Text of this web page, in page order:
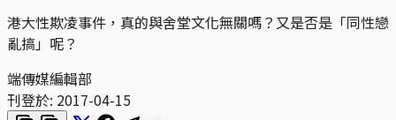
港大性欺凌事件，真的與舍堂文化無關嗎？又是否是「同性戀
亂搞」呢？
端傳媒編輯部
刊登於: 2017-04-15